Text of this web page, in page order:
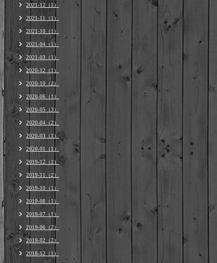
2021-12（1）
2021-11（1）
2021-10（1）
2021-04（1）
2021-03（1）
2020-12（1）
2020-10（2）
2020-06（1）
2020-05（3）
2020-04（2）
2020-03（1）
2020-01（1）
2019-12（1）
2019-11（2）
2019-10（1）
2019-08（1）
2019-07（1）
2019-06（2）
2019-02（2）
2018-12（1）